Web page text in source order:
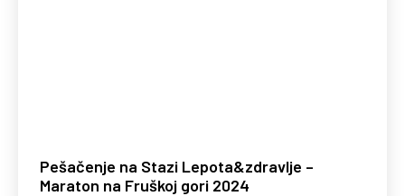
Pešačenje na Stazi Lepota&zdravlje –
Maraton na Fruškoj gori 2024